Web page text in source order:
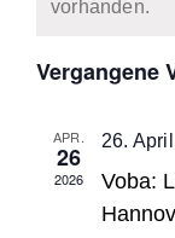
vorhanden.
Vergangene
APR.
26
2026
26.
Voba: